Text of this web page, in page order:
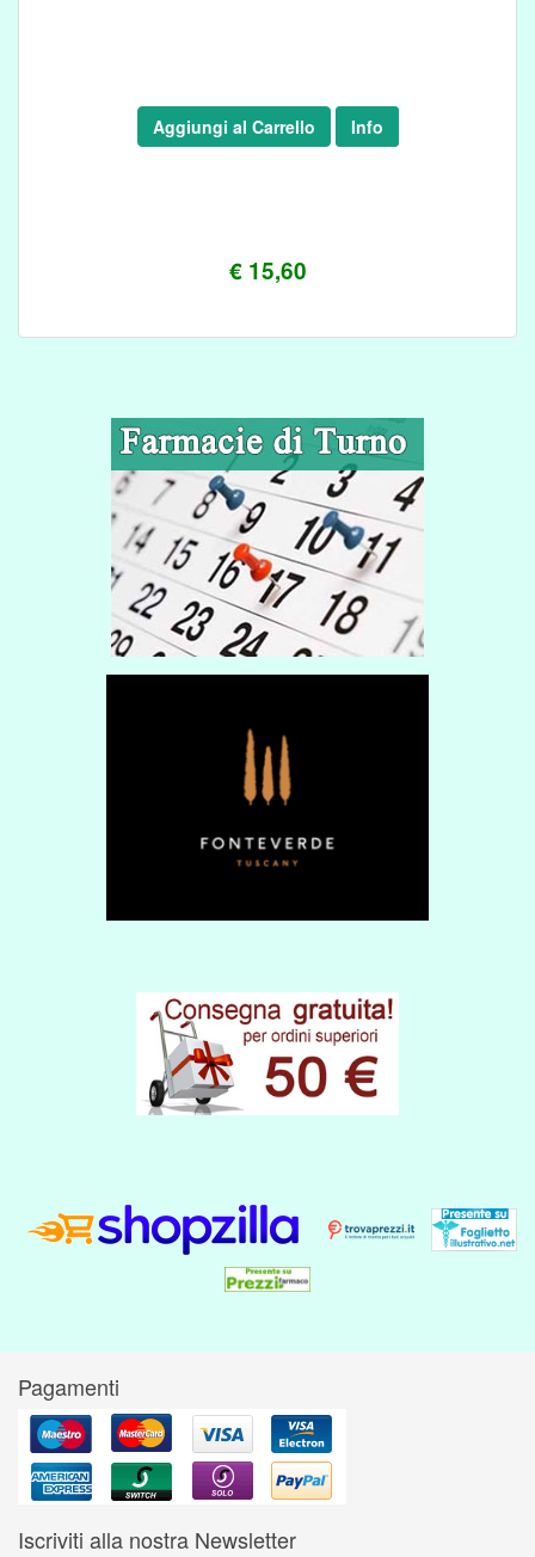
€ 15,60
Aggiungi al Carrello Info
Pagamenti
Iscriviti alla nostra Newsletter